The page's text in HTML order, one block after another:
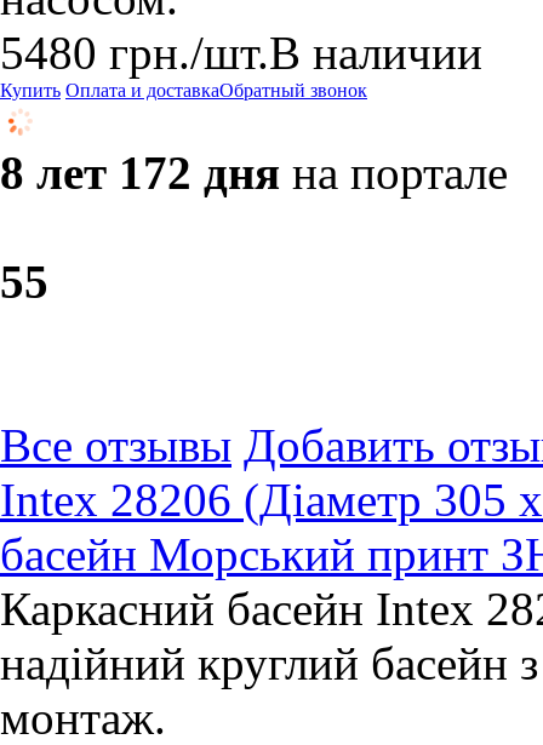
5480 грн./шт.В наличии
Купить Оплата и доставкаОбратный звонок
8 лет 172 дня на портале
55
Все отзывы Добавить
Intex 28206 (Діаметр 305
басейн Морський принт
Каркасний басейн Intex
надійний круглий
монтаж.